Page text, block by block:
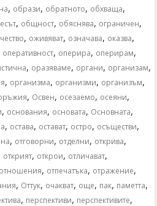
, образи, обратното, обхваща,
, общност, обяснява, ограничен,
, оживяват, означава, оказва,
оперативност, оперира, оперирам,
, оразяваме, органи, организам,
, организма, организми, организъм,
, Освен, осезаемо, осеяни,
, основания, основата, Основната,
, остава, остават, остро, осъществи,
, отговорни, отделни, открива,
открият, открои, отличават,
отношения, отпечатъка, отражение,
, Оттук, очакват, още, пак, паметта,
, перспективи, перспективите,